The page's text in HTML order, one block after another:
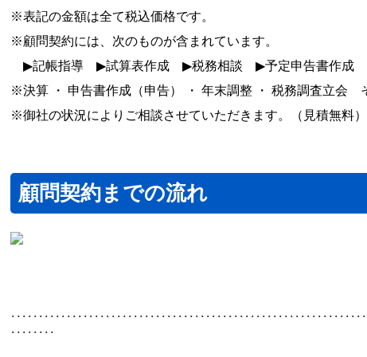
※表記の金額は全て税込価格です。
※顧問契約には、次のものが含まれています。
▶記帳指導 ▶試算表作成 ▶税務相談 ▶予定申告書作成
※決算 ・ 申告書作成（申告） ・ 年末調整 ・ 税務調査立会
※御社の状況によりご相談させていただきます。（見積無料）
顧問契約までの流れ
･･････････････････････････････････････････････････････････････
････････